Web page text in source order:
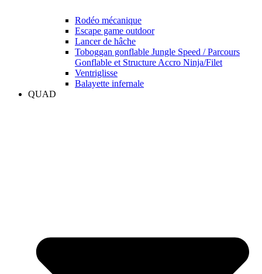
Rodéo mécanique
Escape game outdoor
Lancer de hâche
Toboggan gonflable Jungle Speed / Parcours
Gonflable et Structure Accro Ninja/Filet
Ventriglisse
Balayette infernale
QUAD